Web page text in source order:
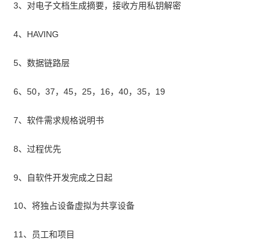
3、对电子文档生成摘要，接收方用私钥解密
4、HAVING
5、数据链路层
6、50，37，45，25，16，40，35，19
7、软件需求规格说明书
8、过程优先
9、自软件开发完成之日起
10、将独占设备虚拟为共享设备
11、员工和项目